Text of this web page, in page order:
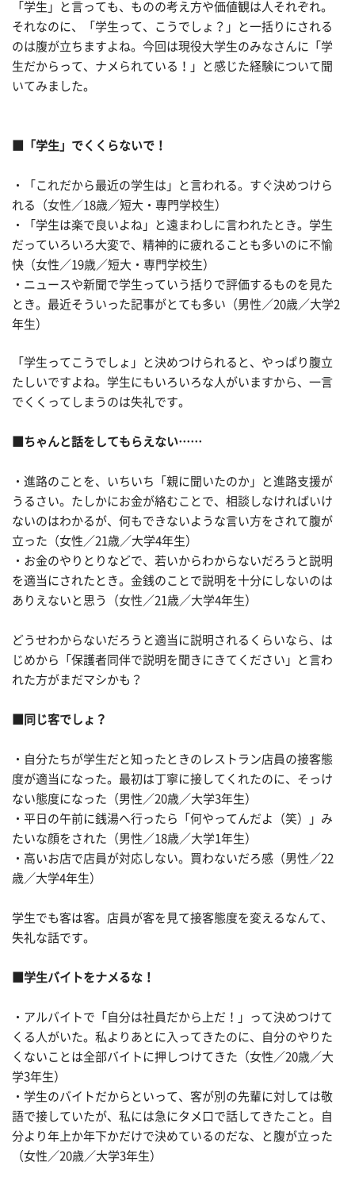
「学生」と言っても、ものの考え方や価値観は人それぞれ。
それなのに、「学生って、こうでしょ？」と一括りにされる
のは腹が立ちますよね。今回は現役大学生のみなさんに「学
生だからって、ナメられている！」と感じた経験について聞
いてみました。
■「学生」でくくらないで！
・「これだから最近の学生は」と言われる。すぐ決めつけら
れる（女性／18歳／短大・専門学校生）
・「学生は楽で良いよね」と遠まわしに言われたとき。学生
だっていろいろ大変で、精神的に疲れることも多いのに不愉
快（女性／19歳／短大・専門学校生）
・ニュースや新聞で学生っていう括りで評価するものを見た
とき。最近そういった記事がとても多い（男性／20歳／大学2
年生）
「学生ってこうでしょ」と決めつけられると、やっぱり腹立
たしいですよね。学生にもいろいろな人がいますから、一言
でくくってしまうのは失礼です。
■ちゃんと話をしてもらえない……
・進路のことを、いちいち「親に聞いたのか」と進路支援が
うるさい。たしかにお金が絡むことで、相談しなければいけ
ないのはわかるが、何もできないような言い方をされて腹が
立った（女性／21歳／大学4年生）
・お金のやりとりなどで、若いからわからないだろうと説明
を適当にされたとき。金銭のことで説明を十分にしないのは
ありえないと思う（女性／21歳／大学4年生）
どうせわからないだろうと適当に説明されるくらいなら、は
じめから「保護者同伴で説明を聞きにきてください」と言わ
れた方がまだマシかも？
■同じ客でしょ？
・自分たちが学生だと知ったときのレストラン店員の接客態
度が適当になった。最初は丁寧に接してくれたのに、そっけ
ない態度になった（男性／20歳／大学3年生）
・平日の午前に銭湯へ行ったら「何やってんだよ（笑）」み
たいな顔をされた（男性／18歳／大学1年生）
・高いお店で店員が対応しない。買わないだろ感（男性／22
歳／大学4年生）
学生でも客は客。店員が客を見て接客態度を変えるなんて、
失礼な話です。
■学生バイトをナメるな！
・アルバイトで「自分は社員だから上だ！」って決めつけて
くる人がいた。私よりあとに入ってきたのに、自分のやりた
くないことは全部バイトに押しつけてきた（女性／20歳／大
学3年生）
・学生のバイトだからといって、客が別の先輩に対しては敬
語で接していたが、私には急にタメ口で話してきたこと。自
分より年上か年下かだけで決めているのだな、と腹が立った
（女性／20歳／大学3年生）